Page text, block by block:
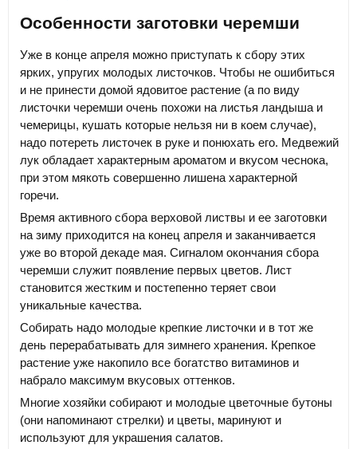
Особенности заготовки черемши
Уже в конце апреля можно приступать к сбору этих
ярких, упругих молодых листочков. Чтобы не ошибиться
и не принести домой ядовитое растение (а по виду
листочки черемши очень похожи на листья ландыша и
чемерицы, кушать которые нельзя ни в коем случае),
надо потереть листочек в руке и понюхать его. Медвежий
лук обладает характерным ароматом и вкусом чеснока,
при этом мякоть совершенно лишена характерной
горечи.
Время активного сбора верховой листвы и ее заготовки
на зиму приходится на конец апреля и заканчивается
уже во второй декаде мая. Сигналом окончания сбора
черемши служит появление первых цветов. Лист
становится жестким и постепенно теряет свои
уникальные качества.
Собирать надо молодые крепкие листочки и в тот же
день перерабатывать для зимнего хранения. Крепкое
растение уже накопило все богатство витаминов и
набрало максимум вкусовых оттенков.
Многие хозяйки собирают и молодые цветочные бутоны
(они напоминают стрелки) и цветы, маринуют и
используют для украшения салатов.